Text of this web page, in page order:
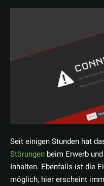
Seit einigen Stunden hat
Störungen beim Erwerb
Inhalten. Ebenfalls ist die
möglich, hier erscheint